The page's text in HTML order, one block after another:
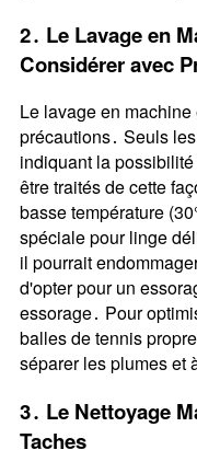
2․ Le Lavage en
Considérer avec
Le lavage en
précautions․ Seuls
indiquant la
être traités de cette
basse température
spéciale pour linge
il pourrait
d'opter pour un
essorage․ Pour
balles de tennis
séparer les plumes et
3․ Le Nettoyage
Taches